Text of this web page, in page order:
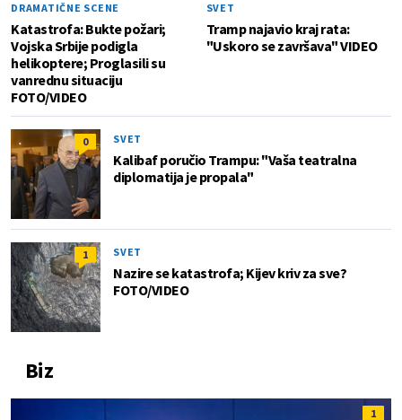
DRAMATIČNE SCENE
Katastrofa: Bukte požari;
Vojska Srbije podigla
helikoptere; Proglasili su
vanrednu situaciju
FOTO/VIDEO
SVET
Tramp najavio kraj rata:
"Uskoro se završava" VIDEO
0 SVET
Kalibaf poručio Trampu: "Vaša teatralna
diplomatija je propala"
1 SVET
Nazire se katastrofa; Kijev kriv za sve?
FOTO/VIDEO
Biz
1